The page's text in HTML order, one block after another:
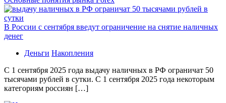
В России с сентября введут ограничение на снятие наличных
денег
Деньги Накопления
С 1 сентября 2025 года выдачу наличных в РФ ограничат 50
тысячами рублей в сутки. С 1 сентября 2025 года некоторым
категориям россиян […]